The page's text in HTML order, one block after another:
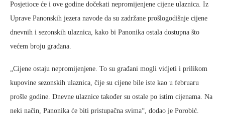
Posjetioce će i ove godine dočekati nepromijenjene cijene ulaznica. Iz
Uprave Panonskih jezera navode da su zadržane prošlogodišnje cijene
dnevnih i sezonskih ulaznica, kako bi Panonika ostala dostupna što
većem broju građana.
„Cijene ostaju nepromijenjene. To su građani mogli vidjeti i prilikom
kupovine sezonskih ulaznica, čije su cijene bile iste kao u februaru
prošle godine. Dnevne ulaznice također su ostale po istim cijenama. Na
neki način, Panonika će biti pristupačna svima“, dodao je Porobić.